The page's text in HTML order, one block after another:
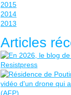
2015
2014
2013
Articles